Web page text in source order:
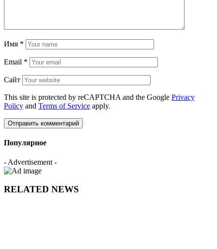
Имя *
Email *
Сайт
This site is protected by reCAPTCHA and the Google Privacy
Policy and Terms of Service apply.
Популярное
- Advertisement -
RELATED NEWS